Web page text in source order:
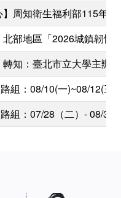
】周知衛生福利部115年
北部地區「2026城鎮韌性
轉知：臺北市立大學主辦
組：08/10(一)~08/12(
組：07/28（二）- 08/